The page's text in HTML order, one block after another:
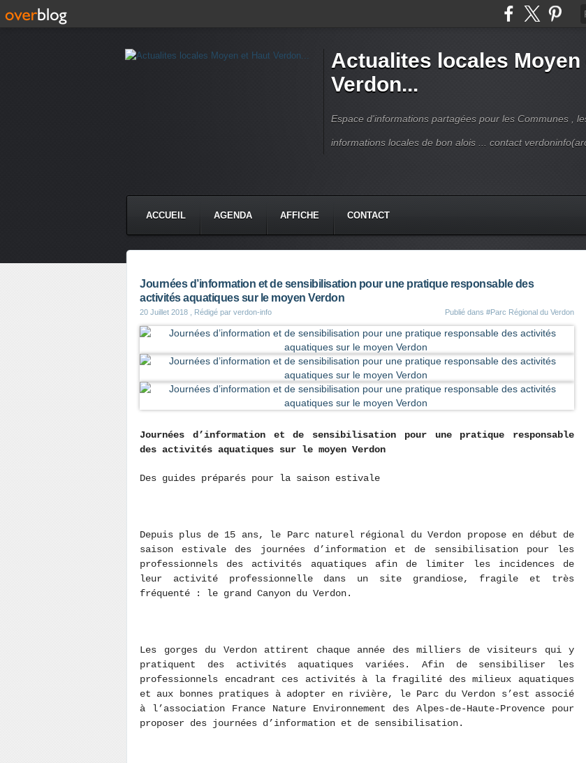
Actualites locales Moyen
Verdon...
Espace d'informations partagées pour les Communes ,
informations locales de bon alois ... contact
ACCUEIL AGENDA AFFICHE CONTACT
Journées d’information et de sensibilisation pour une pratique responsable des
activités aquatiques sur le moyen Verdon
20 Juillet 2018 , Rédigé par verdon-info Publié dans #Parc Régional du Verdon
Journées d’information et de sensibilisation pour une pratique responsable
des activités aquatiques sur le moyen Verdon
Des guides préparés pour la saison estivale
Depuis plus de 15 ans, le Parc naturel régional du Verdon propose en début de
saison estivale des journées d’information et de sensibilisation pour les
professionnels des activités aquatiques afin de limiter les incidences de
leur activité professionnelle dans un site grandiose, fragile et très
fréquenté : le grand Canyon du Verdon.
Les gorges du Verdon attirent chaque année des milliers de visiteurs qui y
pratiquent des activités aquatiques variées. Afin de sensibiliser les
professionnels encadrant ces activités à la fragilité des milieux aquatiques
et aux bonnes pratiques à adopter en rivière, le Parc du Verdon s’est associé
à l’association France Nature Environnement des Alpes-de-Haute-Provence pour
proposer des journées d’information et de sensibilisation.